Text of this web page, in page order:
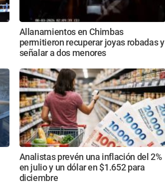
Allanamientos en Chimbas
permitieron recuperar joyas robadas y
señalar a dos menores
Analistas prevén una inflación del 2%
en julio y un dólar en $1.652 para
diciembre